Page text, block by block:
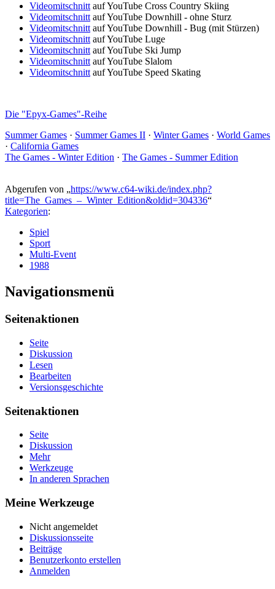
Videomitschnitt auf YouTube Cross Country Skiing
Videomitschnitt auf YouTube Downhill - ohne Sturz
Videomitschnitt auf YouTube Downhill - Bug (mit Stürzen)
Videomitschnitt auf YouTube Luge
Videomitschnitt auf YouTube Ski Jump
Videomitschnitt auf YouTube Slalom
Videomitschnitt auf YouTube Speed Skating
Die "Epyx-Games"-Reihe
Summer Games · Summer Games II · Winter Games · World Games
· California Games
The Games - Winter Edition · The Games - Summer Edition
Abgerufen von „https://www.c64-wiki.de/index.php?
title=The_Games_–_Winter_Edition&oldid=304336“
Kategorien:
Spiel
Sport
Multi-Event
1988
Navigationsmenü
Seitenaktionen
Seite
Diskussion
Lesen
Bearbeiten
Versionsgeschichte
Seitenaktionen
Seite
Diskussion
Mehr
Werkzeuge
In anderen Sprachen
Meine Werkzeuge
Nicht angemeldet
Diskussionsseite
Beiträge
Benutzerkonto erstellen
Anmelden